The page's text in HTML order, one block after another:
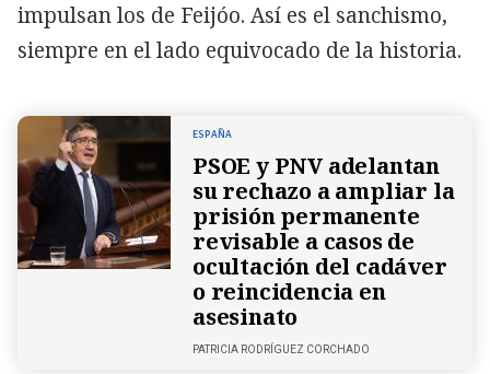
impulsan los de Feijóo. Así es el sanchismo,
siempre en el lado equivocado de la historia.
ESPAÑA
PSOE y PNV adelantan
su rechazo a ampliar la
prisión permanente
revisable a casos de
ocultación del cadáver
o reincidencia en
asesinato
PATRICIA RODRÍGUEZ CORCHADO